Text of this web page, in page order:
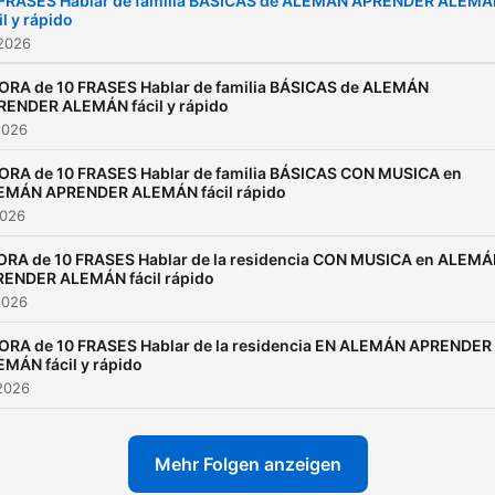
y rápido
de 10 FRASES Hablar de familia BÁSICAS de ALEMÁN
ALEMÁN fácil y rápido
de 10 FRASES Hablar de familia BÁSICAS CON MUSICA en
APRENDER ALEMÁN fácil rápido
de 10 FRASES Hablar de la residencia CON MUSICA en
ALEMÁN fácil rápido
de 10 FRASES Hablar de la residencia EN ALEMÁN APRENDER
fácil y rápido
Mehr Folgen anzeigen